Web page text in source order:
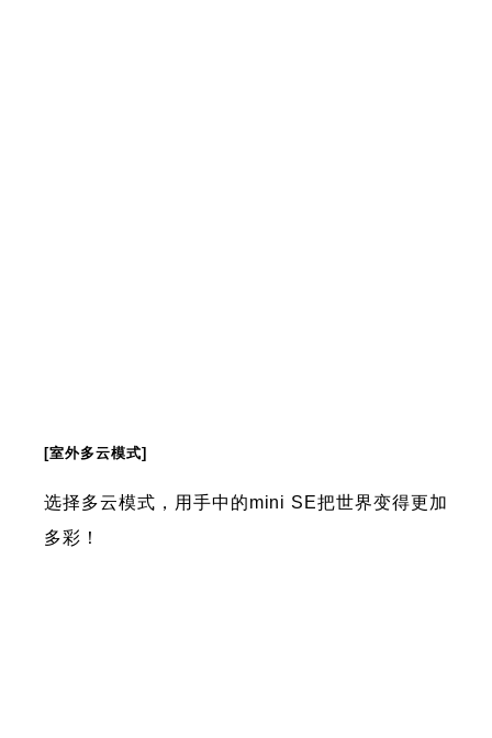
[室外多云模式]
选择多云模式，用手中的mini SE把世界变得更加
多彩！